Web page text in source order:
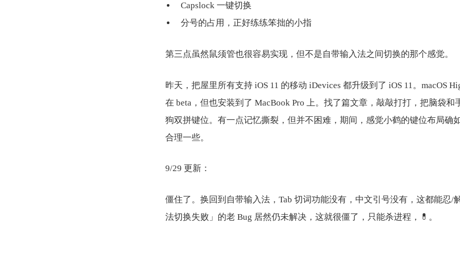
Capslock 一键切换
分号的占用，正好练练笨拙的小指
第三点虽然鼠须管也很容易实现，但不是自带输入法之间切换的那个感觉。
昨天，把屋里所有支持 iOS 11 的移动 iDevices 都升级到了 iOS 11。macOS
在 beta，但也安装到了 MacBook Pro 上。找了篇文章，敲敲打打，把脑袋和
狗双拼键位。有一点记忆撕裂，但并不困难，期间，感觉小鹤的键位布局确
合理一些。
9/29 更新：
僵住了。换回到自带输入法，Tab 切词功能没有，中文引号没有，这都能忍/
法切换失败」的老 Bug 居然仍未解决，这就很僵了，只能杀进程，💊。